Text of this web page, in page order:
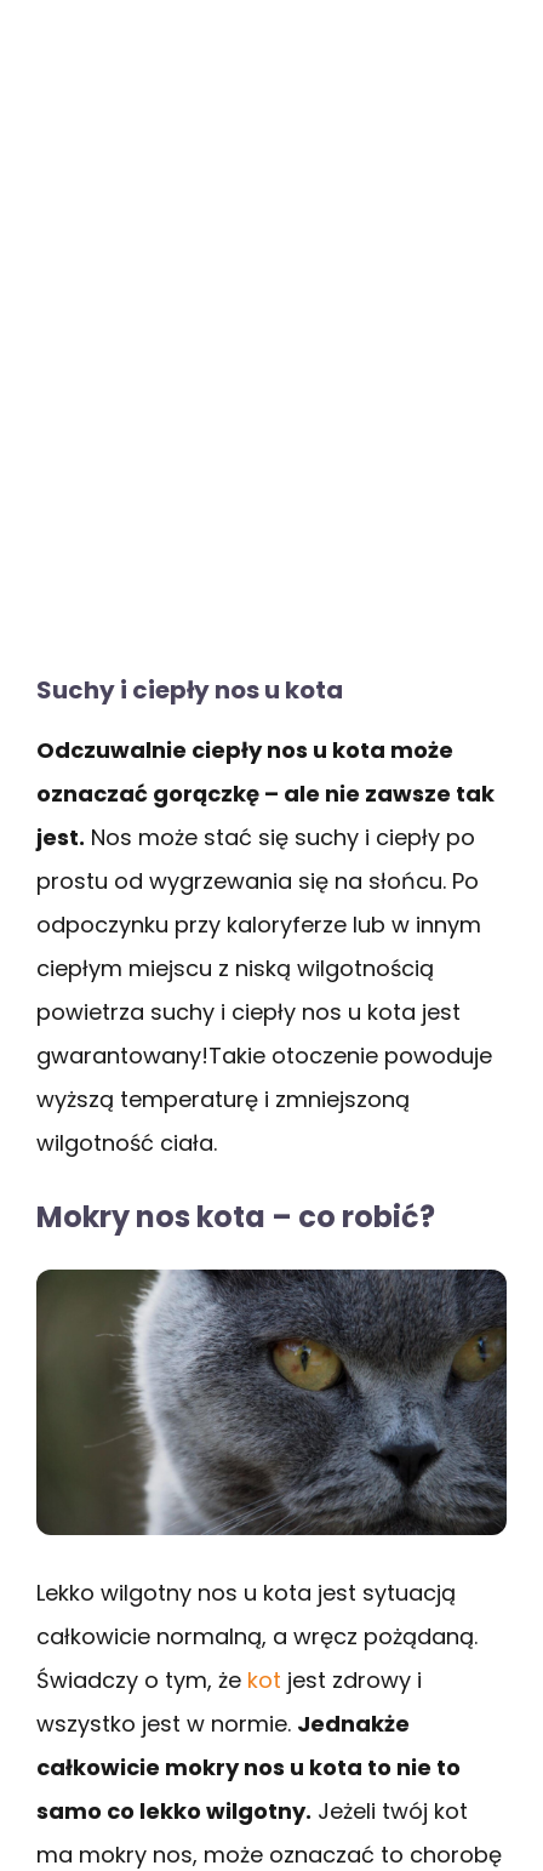
Suchy i ciepły nos u kota
Odczuwalnie ciepły nos u kota może
oznaczać gorączkę – ale nie zawsze tak
jest. Nos może stać się suchy i ciepły po
prostu od wygrzewania się na słońcu. Po
odpoczynku przy kaloryferze lub w innym
ciepłym miejscu z niską wilgotnością
powietrza suchy i ciepły nos u kota jest
gwarantowany!Takie otoczenie powoduje
wyższą temperaturę i zmniejszoną
wilgotność ciała.
Mokry nos kota – co robić?
Lekko wilgotny nos u kota jest sytuacją
całkowicie normalną, a wręcz pożądaną.
Świadczy o tym, że kot jest zdrowy i
wszystko jest w normie. Jednakże
całkowicie mokry nos u kota to nie to
samo co lekko wilgotny. Jeżeli twój kot
ma mokry nos, może oznaczać to chorobę